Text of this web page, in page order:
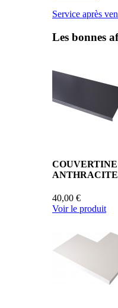
Service après
Les bonnes
ANTHRACITE
40,00 €
Voir le produit